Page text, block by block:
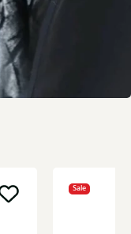
Sale